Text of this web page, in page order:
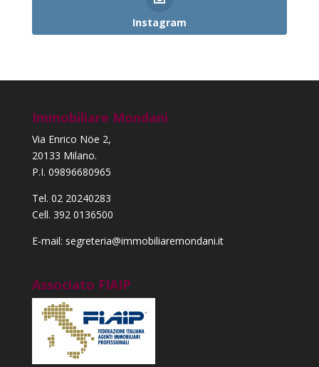
Instagram
Immobiliare Mondani
Via Enrico Nöe 2,
20133 Milano.
P.I. 09896680965
Tel. 02 20240283
Cell. 392 0136500
E-mail: segreteria@immobiliaremondani.it
Associato FIAIP